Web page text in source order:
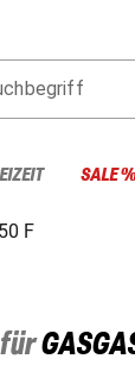
SALE %
F